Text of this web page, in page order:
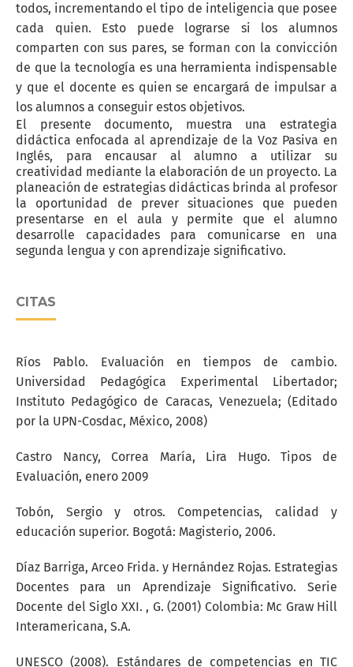
todos, incrementando el tipo de inteligencia que posee
cada quien. Esto puede lograrse si los alumnos
comparten con sus pares, se forman con la convicción
de que la tecnología es una herramienta indispensable
y que el docente es quien se encargará de impulsar a
los alumnos a conseguir estos objetivos.
El presente documento, muestra una estrategia
didáctica enfocada al aprendizaje de la Voz Pasiva en
Inglés, para encausar al alumno a utilizar su
creatividad mediante la elaboración de un proyecto. La
planeación de estrategias didácticas brinda al profesor
la oportunidad de prever situaciones que pueden
presentarse en el aula y permite que el alumno
desarrolle capacidades para comunicarse en una
segunda lengua y con aprendizaje significativo.
CITAS
Ríos Pablo. Evaluación en tiempos de cambio.
Universidad Pedagógica Experimental Libertador;
Instituto Pedagógico de Caracas, Venezuela; (Editado
por la UPN-Cosdac, México, 2008)
Castro Nancy, Correa María, Lira Hugo. Tipos de
Evaluación, enero 2009
Tobón, Sergio y otros. Competencias, calidad y
educación superior. Bogotá: Magisterio, 2006.
Díaz Barriga, Arceo Frida. y Hernández Rojas. Estrategias
Docentes para un Aprendizaje Significativo. Serie
Docente del Siglo XXI. , G. (2001) Colombia: Mc Graw Hill
Interamericana, S.A.
UNESCO (2008). Estándares de competencias en TIC